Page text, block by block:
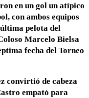
en un gol un atípico
con ambos equipos
pelota del
Marcelo Bielsa
fecha del Torneo
convirtió de cabeza
empató para